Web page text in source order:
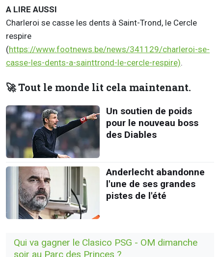
A LIRE AUSSI
Charleroi se casse les dents à Saint-Trond, le Cercle
respire
(https://www.footnews.be/news/341129/charleroi-se-
casse-les-dents-a-sainttrond-le-cercle-respire).
🚀 Tout le monde lit cela maintenant.
Un soutien de poids
pour le nouveau boss
des Diables
Anderlecht abandonne
l'une de ses grandes
pistes de l'été
Qui va gagner le Clasico PSG - OM dimanche
soir au Parc des Princes ?